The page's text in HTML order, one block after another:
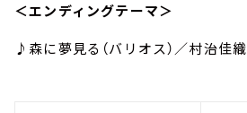
＜エンディングテーマ＞
♪森に夢見る（バリオス）／村治佳織